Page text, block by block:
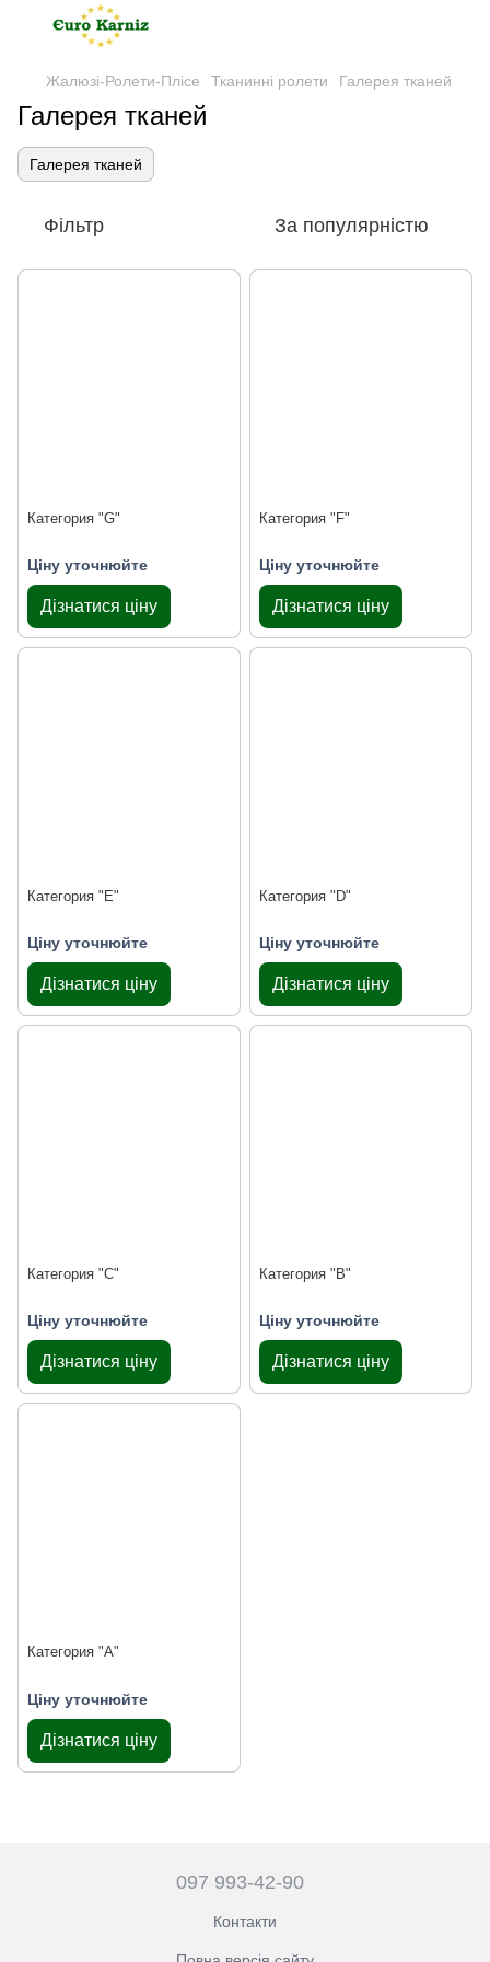
Жалюзі-Ролети-Плісе Тканинні ролети Галерея тканей
Галерея тканей
Галерея тканей
Фільтр За популярністю
Категория "G"
Ціну уточнюйте
Дізнатися ціну
Категория "F"
Ціну уточнюйте
Дізнатися ціну
Категория "Е"
Ціну уточнюйте
Дізнатися ціну
Категория "D"
Ціну уточнюйте
Дізнатися ціну
Категория "С"
Ціну уточнюйте
Дізнатися ціну
Категория "В"
Ціну уточнюйте
Дізнатися ціну
Категория "А"
Ціну уточнюйте
Дізнатися ціну
097 993-42-90
Контакти